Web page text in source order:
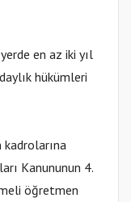
en az iki yıl
hükümleri
Kanununun 4.
öğretmen